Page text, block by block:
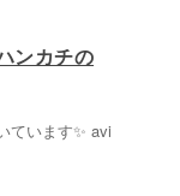
ンカチの
ています✨ avi